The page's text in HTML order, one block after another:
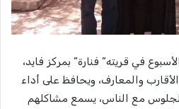
في قريته” فنارة” بمركز فايد،
والمعارف، ويحافظ على أداء
مع الناس، يسمع مشاكلهم